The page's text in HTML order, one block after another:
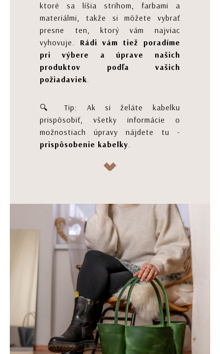
ktoré sa líšia strihom, farbami a
materiálmi, takže si môžete vybrať
presne ten, ktorý vám najviac
vyhovuje. Rádi vám tiež poradíme
pri výbere a úprave našich
produktov podľa vašich
požiadaviek.
🔍 Tip: Ak si želáte kabelku
prispôsobiť, všetky informácie o
možnostiach úpravy nájdete tu -
prispôsobenie kabelky.